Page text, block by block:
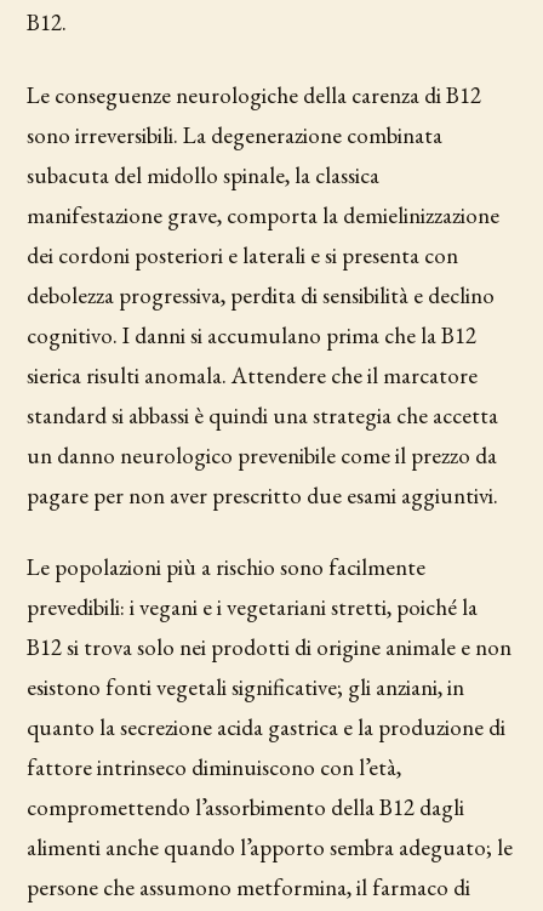
B12.
Le conseguenze neurologiche della carenza di B12
sono irreversibili. La degenerazione combinata
subacuta del midollo spinale, la classica
manifestazione grave, comporta la demielinizzazione
dei cordoni posteriori e laterali e si presenta con
debolezza progressiva, perdita di sensibilità e declino
cognitivo. I danni si accumulano prima che la B12
sierica risulti anomala. Attendere che il marcatore
standard si abbassi è quindi una strategia che accetta
un danno neurologico prevenibile come il prezzo da
pagare per non aver prescritto due esami aggiuntivi.
Le popolazioni più a rischio sono facilmente
prevedibili: i vegani e i vegetariani stretti, poiché la
B12 si trova solo nei prodotti di origine animale e non
esistono fonti vegetali significative; gli anziani, in
quanto la secrezione acida gastrica e la produzione di
fattore intrinseco diminuiscono con l’età,
compromettendo l’assorbimento della B12 dagli
alimenti anche quando l’apporto sembra adeguato; le
persone che assumono metformina, il farmaco di